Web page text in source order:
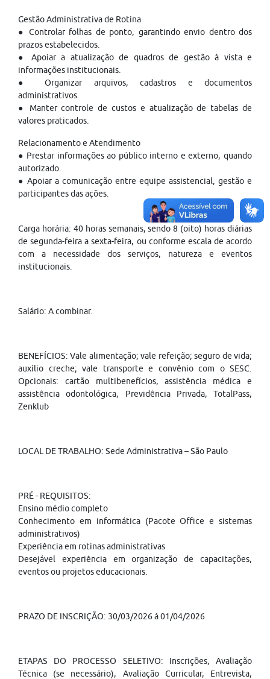
Gestão Administrativa de Rotina
● Controlar folhas de ponto, garantindo envio dentro dos
prazos estabelecidos.
● Apoiar a atualização de quadros de gestão à vista e
informações institucionais.
● Organizar arquivos, cadastros e documentos
administrativos.
● Manter controle de custos e atualização de tabelas de
valores praticados.
Relacionamento e Atendimento
● Prestar informações ao público interno e externo, quando
autorizado.
● Apoiar a comunicação entre equipe assistencial, gestão e
participantes das ações.
Carga horária: 40 horas semanais, sendo 8 (oito) horas diárias
de segunda-feira a sexta-feira, ou conforme escala de acordo
com a necessidade dos serviços, natureza e eventos
institucionais.
Salário: A combinar.
BENEFÍCIOS: Vale alimentação; vale refeição; seguro de vida;
auxílio creche; vale transporte e convênio com o SESC.
Opcionais: cartão multibenefícios, assistência médica e
assistência odontológica, Previdência Privada, TotalPass,
Zenklub
LOCAL DE TRABALHO: Sede Administrativa – São Paulo
PRÉ - REQUISITOS:
Ensino médio completo
Conhecimento em informática (Pacote Office e sistemas
administrativos)
Experiência em rotinas administrativas
Desejável experiência em organização de capacitações,
eventos ou projetos educacionais.
PRAZO DE INSCRIÇÃO: 30/03/2026 á 01/04/2026
ETAPAS DO PROCESSO SELETIVO: Inscrições, Avaliação
Técnica (se necessário), Avaliação Curricular, Entrevista,